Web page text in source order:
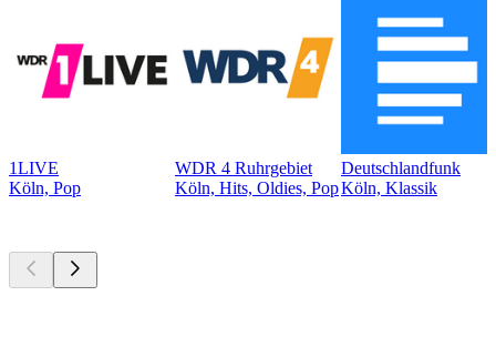
1LIVE
Köln, Pop
WDR 4 Ruhrgebiet
Köln, Hits, Oldies, Pop
Deutschlandfunk
Köln, Klassik